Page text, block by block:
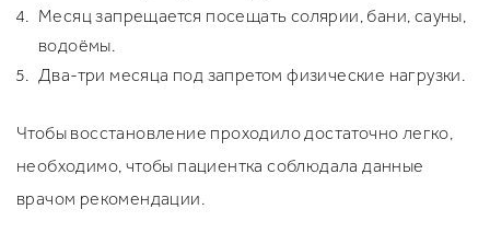
Месяц запрещается посещать солярии, бани, сауны,
водоёмы.
Два-три месяца под запретом физические нагрузки.
Чтобы восстановление проходило достаточно легко,
необходимо, чтобы пациентка соблюдала данные
врачом рекомендации.